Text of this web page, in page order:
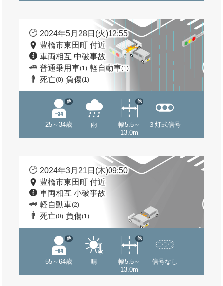
2024年5月28日(火)12:55
豊橋市東田町 付近
車両相互 中破事故
普通乗用車(1) 軽自動車(1)
死亡(0) 負傷(1)
25～34歳
他
雨
幅5.5～
13.0m
他
３灯式信号
2024年3月21日(木)09:50
豊橋市東田町 付近
車両相互 小破事故
軽自動車(2)
死亡(0) 負傷(1)
55～64歳
他
晴
幅5.5～
13.0m
他
信号なし